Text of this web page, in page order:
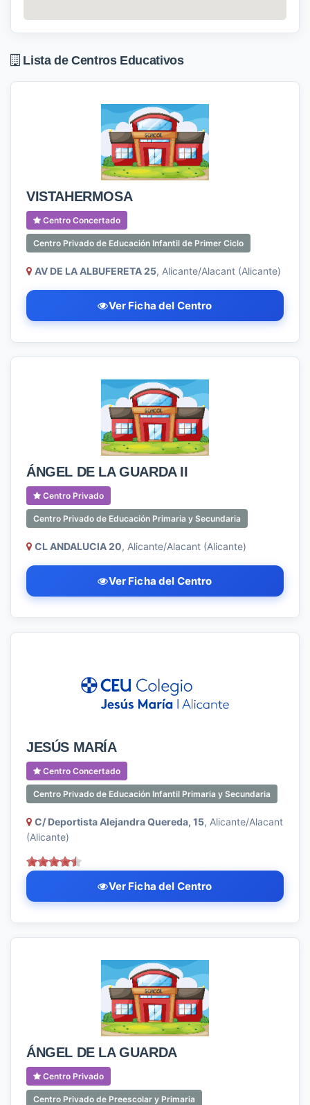
Lista de Centros Educativos
VISTAHERMOSA
Centro Concertado
Centro Privado de Educación Infantil de Primer Ciclo
AV DE LA ALBUFERETA 25, Alicante/Alacant (Alicante)
Ver Ficha del Centro
ÁNGEL DE LA GUARDA II
Centro Privado
Centro Privado de Educación Primaria y Secundaria
CL ANDALUCIA 20, Alicante/Alacant (Alicante)
Ver Ficha del Centro
JESÚS MARÍA
Centro Concertado
Centro Privado de Educación Infantil Primaria y Secundaria
C/ Deportista Alejandra Quereda, 15, Alicante/Alacant
(Alicante)
Ver Ficha del Centro
ÁNGEL DE LA GUARDA
Centro Privado
Centro Privado de Preescolar y Primaria